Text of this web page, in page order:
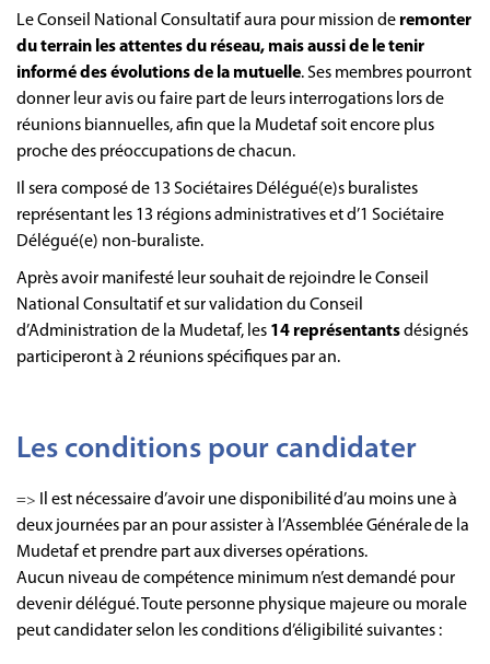
Le Conseil National Consultatif aura pour mission de remonter
du terrain les attentes du réseau, mais aussi de le tenir
informé des évolutions de la mutuelle. Ses membres pourront
donner leur avis ou faire part de leurs interrogations lors de
réunions biannuelles, afin que la Mudetaf soit encore plus
proche des préoccupations de chacun.
Il sera composé de 13 Sociétaires Délégué(e)s buralistes
représentant les 13 régions administratives et d’1 Sociétaire
Délégué(e) non-buraliste.
Après avoir manifesté leur souhait de rejoindre le Conseil
National Consultatif et sur validation du Conseil
d’Administration de la Mudetaf, les 14 représentantsdésignés
participeront à 2 réunions spécifiques par an.
Les conditions pour candidater
=>
Il est nécessaire d’avoir une disponibilité d’au moins une à
deux journées par an pour assister à l’Assemblée Générale de la
Mudetaf et prendre part aux diverses opérations.
Aucun niveau de compétence minimum n’est demandé pour
devenir délégué. Toute personne physique majeure ou morale
peut candidater selon les conditions d’éligibilité suivantes :